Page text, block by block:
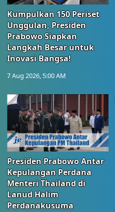
Kumpulkan 150 Periset
Unggulan, Presiden
Prabowo Siapkan
Langkah Besar untuk
Inovasi Bangsa!
7 Aug 2026, 5:00 AM
Presiden Prabowo Antar
Kepulangan Perdana
Menteri Thailand di
Lanud Halim
Perdanakusuma